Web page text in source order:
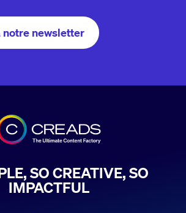
notre newsletter
SO CREATIVE, SO
IMPACTFUL